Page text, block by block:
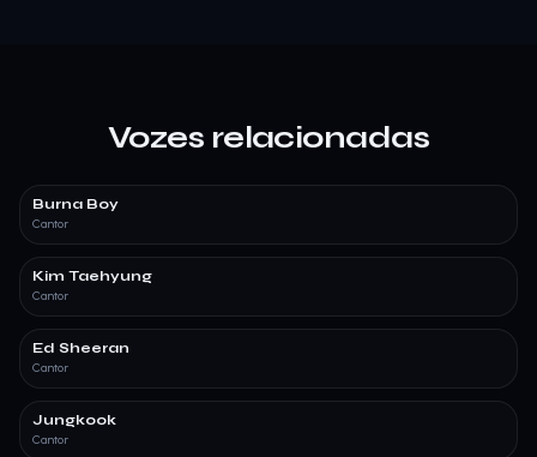
Vozes relacionadas
Burna Boy
Cantor
Kim Taehyung
Cantor
Ed Sheeran
Cantor
Jungkook
Cantor